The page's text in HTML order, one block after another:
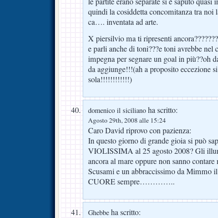
quindi la cosiddetta concomitanza tra noi
ca…. inventata ad arte.
X piersilvio ma ti ripresenti ancora???????
e parli anche di toni???e toni avrebbe nel
impegna per segnare un goal in più??oh
da aggiunge!!!(ah a proposito eccezione
sola!!!!!!!!!!!!)
domenico il siciliano ha scritto:
Agosto 29th, 2008 alle 15:24
Caro David riprovo con pazienza:
In questo giorno di grande gioia si può
VIOLISSIMA al 25 agosto 2008? Gli
ancora al mare oppure non sanno
Scusami e un abbraccissimo da Mimmo
CUORE sempre…………..
Ghebbe ha scritto: